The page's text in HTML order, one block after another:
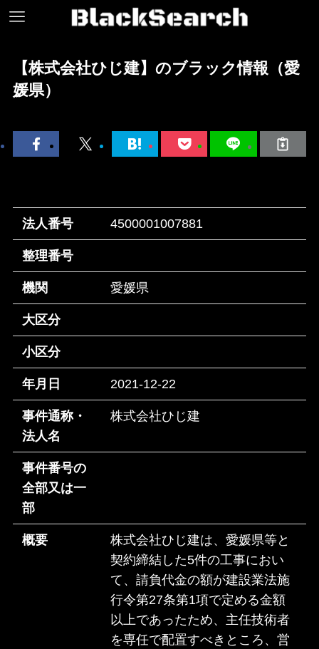
【株式会社ひじ建】のブラック情報（愛
媛県）
法人番号 4500001007881
整理番号
機関 愛媛県
大区分
小区分
年月日 2021-12-22
事件通称・
法人名
株式会社ひじ建
事件番号の
全部又は一
部
概要
株式会社ひじ建は、愛媛県等と
契約締結した5件の工事におい
て、請負代金の額が建設業法施
行令第27条第1項で定める金額
以上であったため、主任技術者
を専任で配置すべきところ、営